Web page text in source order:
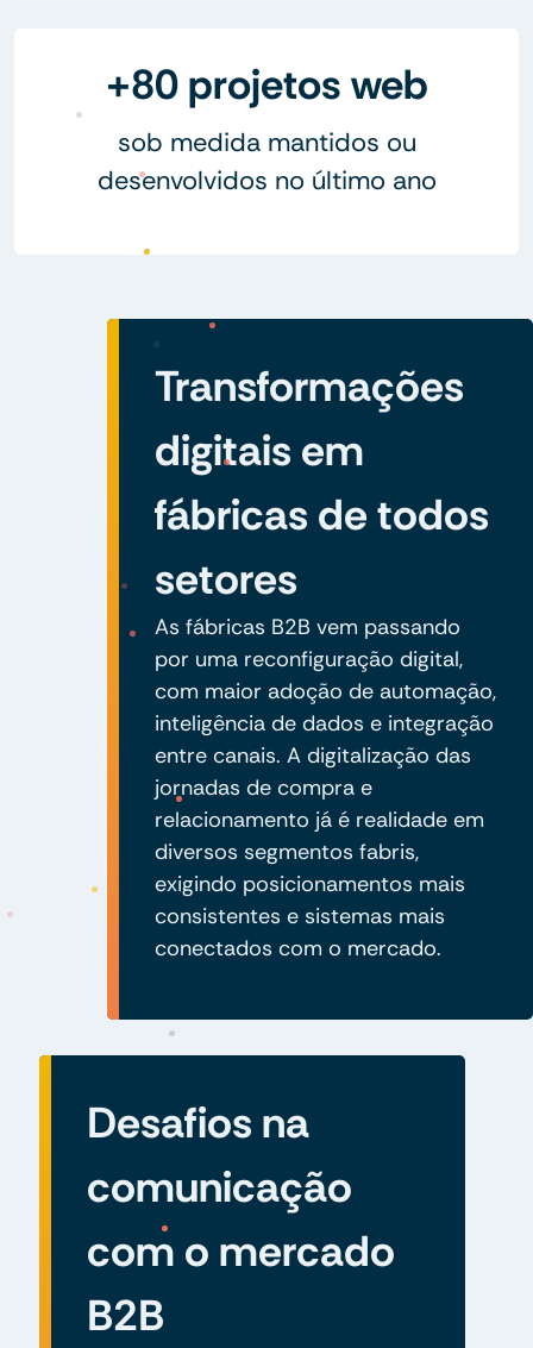
+80 projetos web
sob medida mantidos ou
desenvolvidos no último ano
Transformações
digitais em
fábricas de todos
setores
As fábricas B2B vem passando
por uma reconfiguração digital,
com maior adoção de automação,
inteligência de dados e integração
entre canais. A digitalização das
jornadas de compra e
relacionamento já é realidade em
diversos segmentos fabris,
exigindo posicionamentos mais
consistentes e sistemas mais
conectados com o mercado.
Desafios na
comunicação
com o mercado
B2B